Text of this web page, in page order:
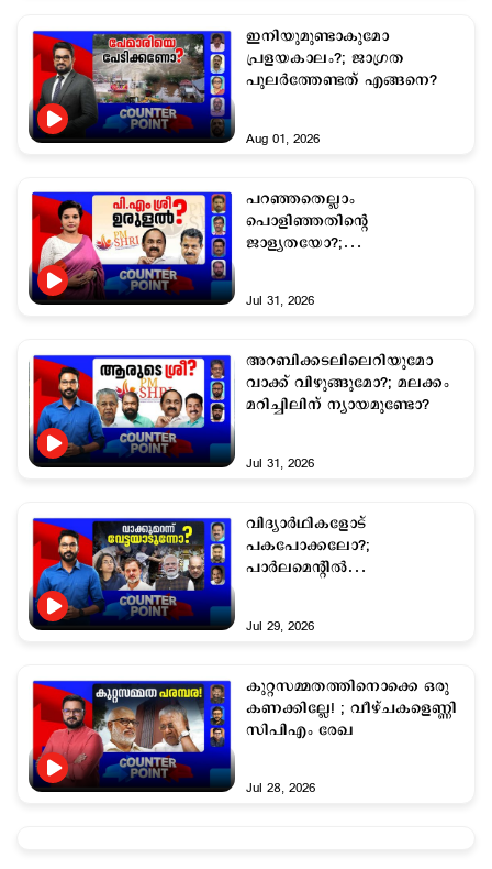
ഇനിയുമുണ്ടാകുമോ
പ്രളയകാലം?; ജാഗ്രത
പുലര്‍ത്തേണ്ടത് എങ്ങനെ?
Aug 01, 2026
പറഞ്ഞതെല്ലാം
പൊളിഞ്ഞതിന്‍റെ
ജാള്യതയോ?;
Jul 31, 2026
അറബിക്കടലിലെറിയുമോ
വാക്ക് വിഴുങ്ങുമോ?; മലക്കം
മറിച്ചിലിന് ന്യായമുണ്ടോ?
Jul 31, 2026
വിദ്യാര്‍ഥികളോട്
പകപോക്കലോ?;
പാര്‍ലമെന്‍റില്‍
Jul 29, 2026
കുറ്റസമ്മതത്തിനൊക്കെ ഒരു
കണക്കില്ലേ! ; വീഴ്ചകളെണ്ണി
സിപിഎം രേഖ
Jul 28, 2026